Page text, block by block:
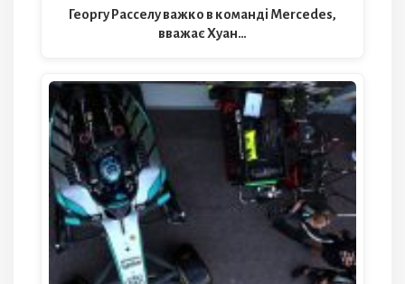
Георгу Расселу важко в команді Mercedes,
вважає Хуан…